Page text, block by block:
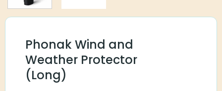
Phonak Wind and
Weather Protector
(Long)